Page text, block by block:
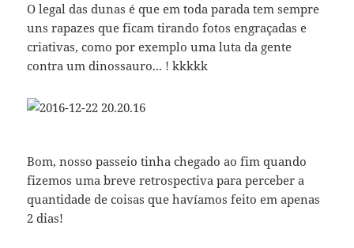
O legal das dunas é que em toda parada tem sempre
uns rapazes que ficam tirando fotos engraçadas e
criativas, como por exemplo uma luta da gente
contra um dinossauro... ! kkkkk
Bom, nosso passeio tinha chegado ao fim quando
fizemos uma breve retrospectiva para perceber a
quantidade de coisas que havíamos feito em apenas
2 dias!